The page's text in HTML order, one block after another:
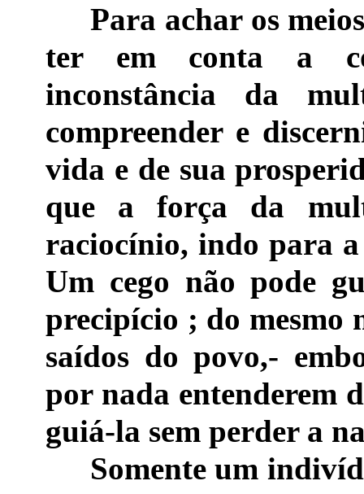
Para achar os meios
ter em conta a
inconstância da
compreender e
vida e de sua
que a força da
raciocínio, indo para
Um cego não pode
precipício ; do mesmo
saídos do povo,-
por nada entenderem
guiá-la sem perder a
Somente um